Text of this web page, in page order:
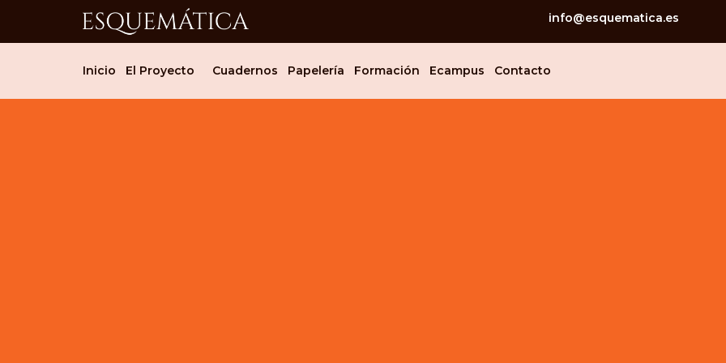
info@esquematica.es
Inicio El Proyecto Cuadernos Papelería Formación Ecampus Contacto